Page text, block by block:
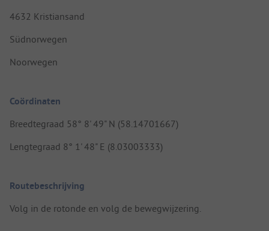
4632 Kristiansand
Südnorwegen
Noorwegen
Coördinaten
Breedtegraad 58° 8' 49" N (58.14701667)
Lengtegraad 8° 1' 48" E (8.03003333)
Routebeschrijving
Volg in de rotonde en volg de bewegwijzering.